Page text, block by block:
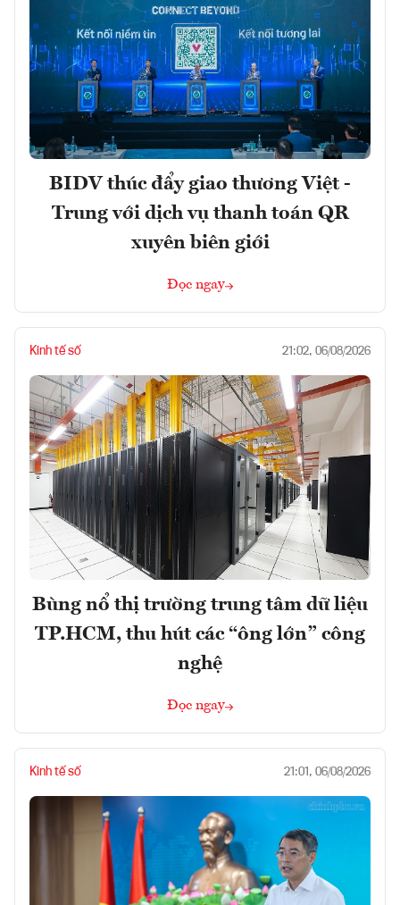
BIDV thúc đẩy giao thương Việt -
Trung với dịch vụ thanh toán QR
xuyên biên giới
Đọc ngay
Kinh tế số 21:02, 06/08/2026
Bùng nổ thị trường trung tâm dữ liệu
TP.HCM, thu hút các “ông lớn” công
nghệ
Đọc ngay
Kinh tế số 21:01, 06/08/2026